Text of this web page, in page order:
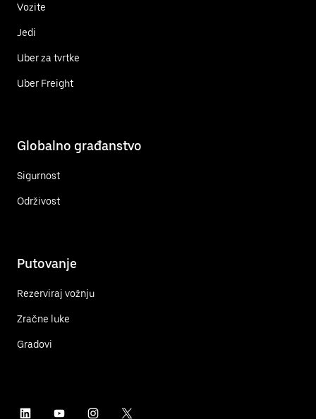
Vozite
Jedi
Uber za tvrtke
Uber Freight
Globalno građanstvo
Sigurnost
Održivost
Putovanje
Rezerviraj vožnju
Zračne luke
Gradovi